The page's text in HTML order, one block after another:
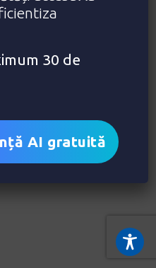
30 de
AI gratuită